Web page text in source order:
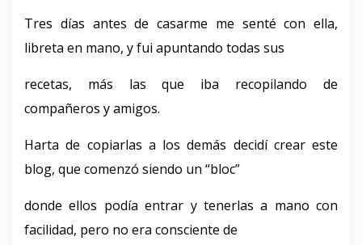
Tres días antes de casarme me senté con ella,
libreta en mano, y fui apuntando todas sus
recetas, más las que iba recopilando de
compañeros y amigos.
Harta de copiarlas a los demás decidí crear este
blog, que comenzó siendo un “bloc”
donde ellos podía entrar y tenerlas a mano con
facilidad, pero no era consciente de